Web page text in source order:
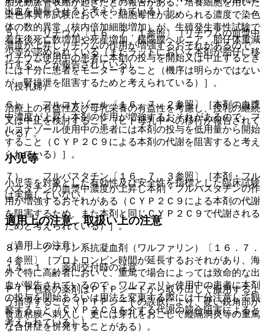
胎児動脈管収縮が起きたとの報告がある。培養細胞を用いた
染色体異常試験において、細胞毒性が認められる濃度で染色
体の数的異常（核内倍加細胞増加）が、生殖発生毒性試験で
着床後死亡数増加や死産増加、横隔膜ヘルニア、胎仔体重減
少等が認められている（またラットにおいて本剤が胎仔に移
行することが報告されている）。
（授乳婦）
治療上の有益性及び母乳栄養の有益性を考慮し、授乳の継続
又は中止を検討すること（ヒト母乳中への移行が報告されて
いる）。
小児等
小児等を対象とした有効性及び安全性を指標とした臨床試験
は実施していない。
適用上の注意、取扱い上の注意
（適用上の注意）
１４．１． 薬剤交付時の注意
ＰＴＰ包装の薬剤はＰＴＰシートから取り出して服用するよ
う指導すること（ＰＴＰシートの誤飲により、硬い鋭角部が
食道粘膜へ刺入し、更には穿孔をおこして縦隔洞炎等の重篤
な合併症を併発することがある）。
出血を助長させると考えられている）］。
５）． リチウム〔１６．７．１参照〕［リチウムの血漿中
濃度が上昇しリチウムの作用が増強するおそれがあるので、
リチウム使用中の患者に本剤の投与を開始又は中止するとき
には十分に患者をモニターすること（機序は明らかではない
が、腎排泄を阻害するためと考えられている）］。
６）． フルコナゾール〔１６．７．２参照〕［本剤の血漿
中濃度が上昇し本剤の作用が増強するおそれがあるので、フ
ルコナゾール使用中の患者には本剤の投与を低用量から開始
すること（ＣＹＰ２Ｃ９による本剤の代謝を阻害すると考え
られている）］。
７）． フルバスタチン〔１６．７．３参照〕［本剤・フル
バスタチンの血漿中濃度が上昇し本剤・フルバスタチンの作
用が増強するおそれがある（ＣＹＰ２Ｃ９による本剤の代謝
を阻害するため、また本剤と同じＣＹＰ２Ｃ９で代謝される
ためと考えられている）］。
８）． クマリン系抗凝血剤（ワルファリン）〔１６．７．
４参照〕［プロトロンビン時間が延長するおそれがあり、海
外で特に高齢者において、重篤で場合によっては致命的な出
血が報告されているので、ワルファリン使用中の患者に本剤
の投与を開始あるいは用法を変更する際には十分注意して観
察すること（ＣＹＰ２Ｃ９を介する代謝の競合阻害によると
考えられている）］。